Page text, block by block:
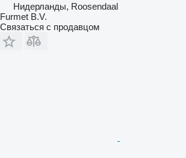
Нидерланды, Roosendaal
Furmet B.V.
Связаться с продавцом